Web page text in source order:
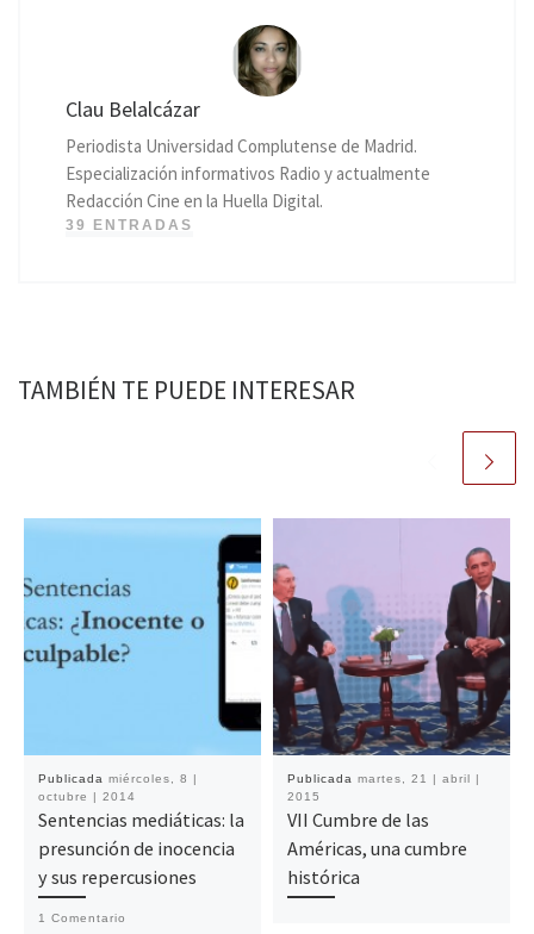
Clau Belalcázar
Periodista Universidad Complutense de Madrid.
Especialización informativos Radio y actualmente
Redacción Cine en la Huella Digital.
39 ENTRADAS
TAMBIÉN TE PUEDE INTERESAR
Publicada miércoles, 8 |
octubre | 2014
Sentencias mediáticas: la
presunción de inocencia
y sus repercusiones
1 Comentario
Publicada martes, 21 | abril |
2015
VII Cumbre de las
Américas, una cumbre
histórica